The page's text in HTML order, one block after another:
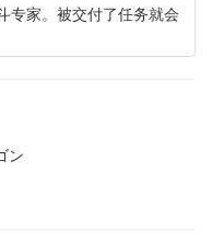
专家。被交付了任务就会
ン